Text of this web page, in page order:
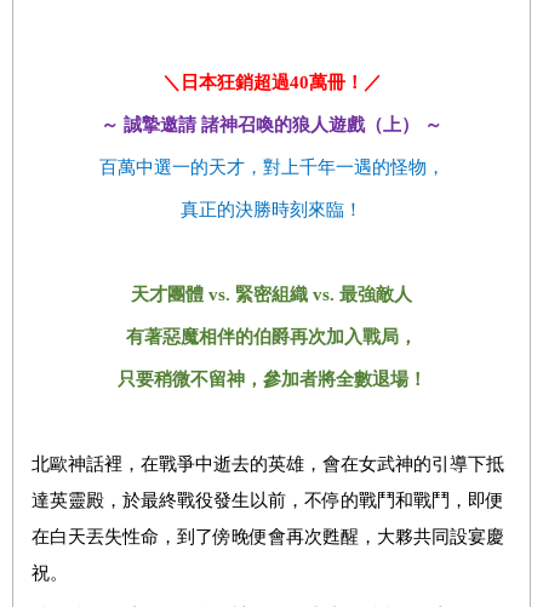
＼日本狂銷超過40萬冊！／
～ 誠摯邀請 諸神召喚的狼人遊戲（上） ～
百萬中選一的天才，對上千年一遇的怪物，
真正的決勝時刻來臨！
天才團體 vs. 緊密組織 vs. 最強敵人
有著惡魔相伴的伯爵再次加入戰局，
只要稍微不留神，參加者將全數退場！
北歐神話裡，在戰爭中逝去的英雄，會在女武神的引導下抵
達英靈殿，於最終戰役發生以前，不停的戰鬥和戰鬥，即便
在白天丟失性命，到了傍晚便會再次甦醒，大夥共同設宴慶
祝。